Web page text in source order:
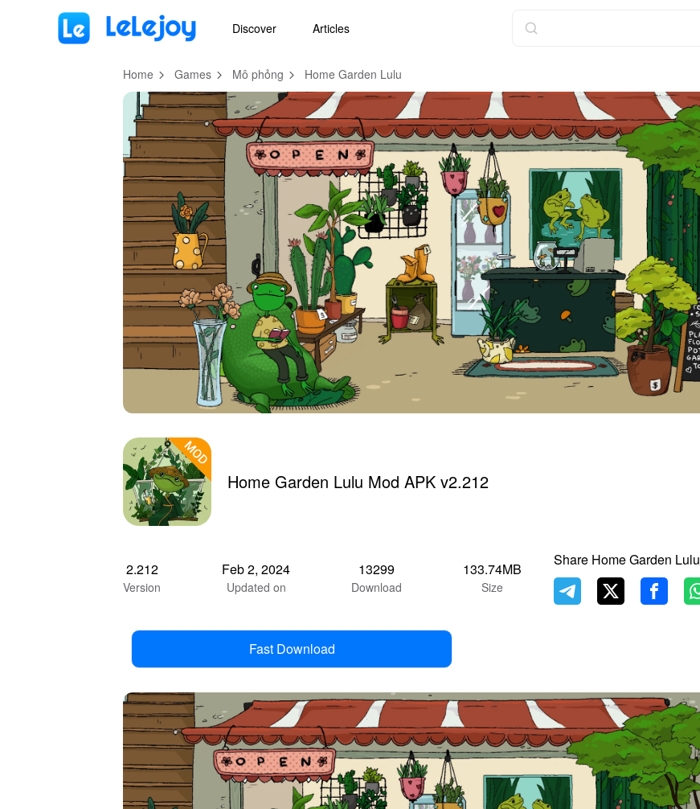
Discover Articles
Home Games Mô phỏng Home Garden Lulu
Home Garden Lulu Mod APK v2.212
2.212
Version
Feb 2, 2024
Updated on
13299
Download
133.74MB
Size
Share Home Garden Lulu
Fast Download